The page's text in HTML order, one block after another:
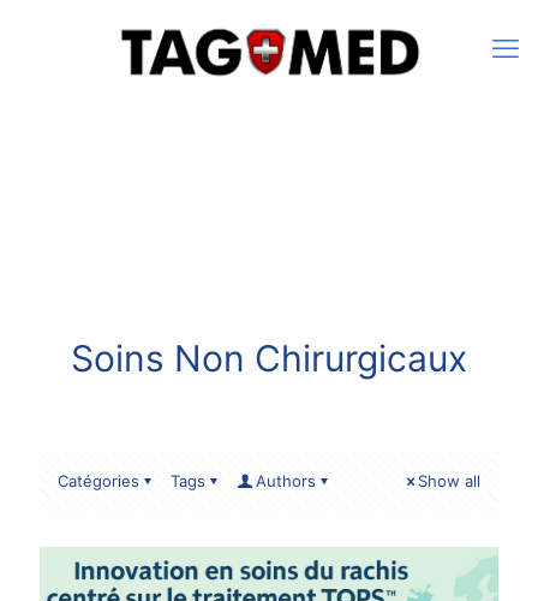
Soins Non Chirurgicaux
Catégories Tags Authors Show all